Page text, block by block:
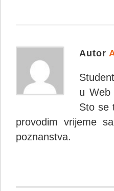
Autor
u Web
Sto se
provodim vrijeme
poznanstva.